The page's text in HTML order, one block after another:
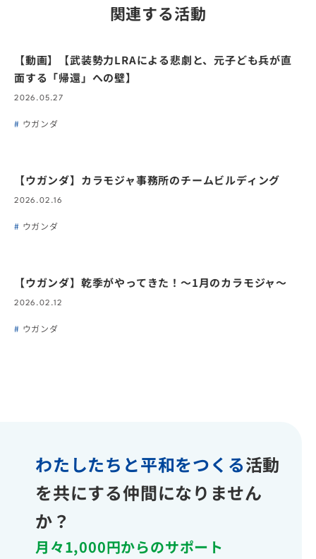
関連する活動
【動画】【武装勢力LRAによる悲劇と、元子ども兵が直
面する「帰還」への壁】
2026.05.27
ウガンダ
【ウガンダ】カラモジャ事務所のチームビルディング
2026.02.16
ウガンダ
【ウガンダ】乾季がやってきた！〜1月のカラモジャ〜
2026.02.12
ウガンダ
わたしたちと平和をつくる活動
を共にする仲間になりません
か？
月々1,000円からのサポート